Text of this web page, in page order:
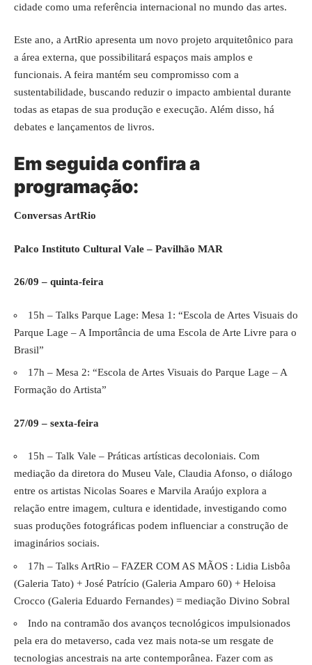
cidade como uma referência internacional no mundo das artes.
Este ano, a ArtRio apresenta um novo projeto arquitetônico para
a área externa, que possibilitará espaços mais amplos e
funcionais. A feira mantém seu compromisso com a
sustentabilidade, buscando reduzir o impacto ambiental durante
todas as etapas de sua produção e execução. Além disso, há
debates e lançamentos de livros.
Em seguida confira a
programação:
Conversas ArtRio
Palco Instituto Cultural Vale – Pavilhão MAR
26/09 – quinta-feira
15h – Talks Parque Lage: Mesa 1: “Escola de Artes Visuais do
Parque Lage – A Importância de uma Escola de Arte Livre para o
Brasil”
17h – Mesa 2: “Escola de Artes Visuais do Parque Lage – A
Formação do Artista”
27/09 – sexta-feira
15h – Talk Vale – Práticas artísticas decoloniais. Com
mediação da diretora do Museu Vale, Claudia Afonso, o diálogo
entre os artistas Nicolas Soares e Marvila Araújo explora a
relação entre imagem, cultura e identidade, investigando como
suas produções fotográficas podem influenciar a construção de
imaginários sociais.
17h – Talks ArtRio – FAZER COM AS MÃOS : Lidia Lisbôa
(Galeria Tato) + José Patrício (Galeria Amparo 60) + Heloisa
Crocco (Galeria Eduardo Fernandes) = mediação Divino Sobral
Indo na contramão dos avanços tecnológicos impulsionados
pela era do metaverso, cada vez mais nota-se um resgate de
tecnologias ancestrais na arte contemporânea. Fazer com as